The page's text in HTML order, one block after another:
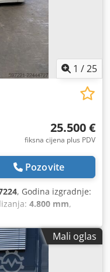
1 /25
25.500 €
fiksna cijena plus PDV
Pozovite
, Godina izgradnje:
4.800 mm,
triplex, građevinska
V, duljina vilica:
18x7-6 weiss
, ukupna masa:
Mali oglas